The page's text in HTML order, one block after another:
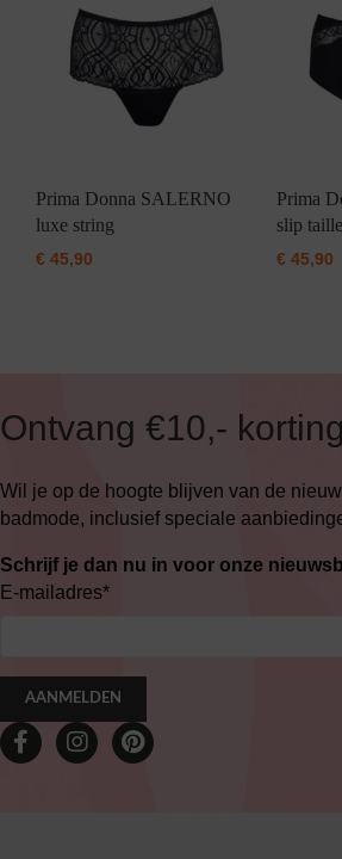
Prima Donna SALERNO
luxe string
€ 45,90
Prima
slip taille
€45,90
Ontvang €10,-
Wil je op de hoogte blijven van de
badmode, inclusief speciale
Schrijf je dan nu in voor onze
E-mailadres*
AANMELDEN